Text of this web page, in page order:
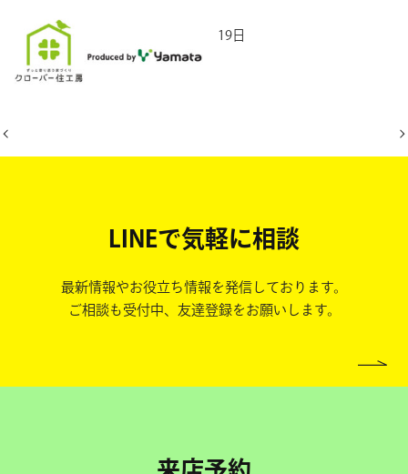
2026年5月19日
LINEで気軽に相談
最新情報やお役立ち情報を発信しております。
ご相談も受付中、友達登録をお願いします。
来店予約